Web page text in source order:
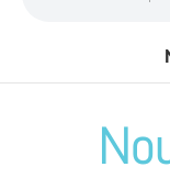
canapés et